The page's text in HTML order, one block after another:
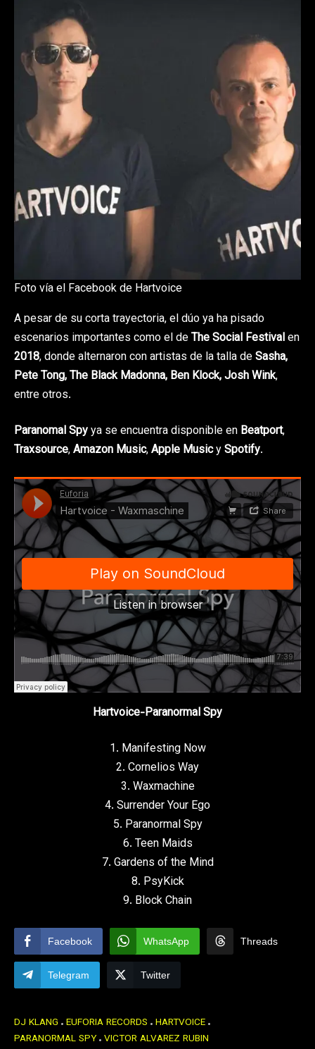
Foto vía el Facebook de Hartvoice
A pesar de su corta trayectoria, el dúo ya ha pisado
escenarios importantes como el deThe Social Festivalen
2018, donde alternaron con artistas de la talla deSasha,
Pete Tong, The Black Madonna, Ben Klock, Josh Wink,
entre otros.
Paranomal Spyya se encuentra disponible en Beatport,
Traxsource,Amazon Music,Apple MusicySpotify.
Hartvoice-Paranormal Spy
1. Manifesting Now
2. Cornelios Way
3. Waxmachine
4. Surrender Your Ego
5. Paranormal Spy
6. Teen Maids
7. Gardens of the Mind
8. PsyKick
9. Block Chain
Facebook WhatsApp Threads
Telegram Twitter
DJ KLANG EUFORIA RECORDS HARTVOICE
PARANORMAL SPY VICTOR ALVAREZ RUBIN